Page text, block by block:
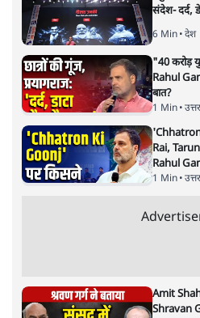
संदेश- दर्द,
6 Min• देश
"40 करोड़
Rahul
बात?
1 Min•
Rai,
Rahul
1 Min•
Amit
Shravan